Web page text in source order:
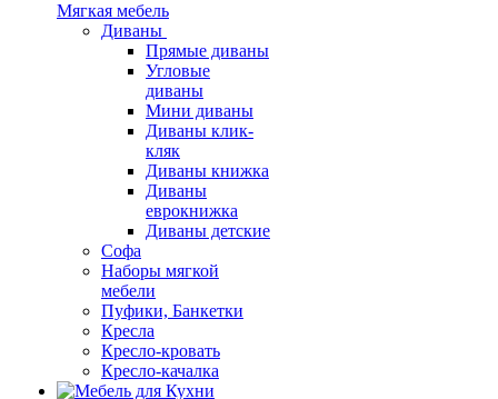
Мягкая мебель
Диваны
Прямые диваны
Угловые
диваны
Мини диваны
Диваны клик-
кляк
Диваны книжка
Диваны
еврокнижка
Диваны детские
Софа
Наборы мягкой
мебели
Пуфики, Банкетки
Кресла
Кресло-кровать
Кресло-качалка